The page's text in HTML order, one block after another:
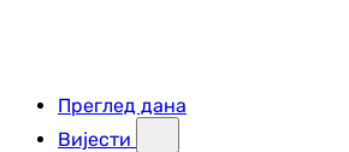
Преглед дана
Вијести